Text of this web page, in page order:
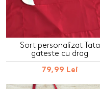
Sort personalizat Tata
gateste cu drag
79,99 Lei